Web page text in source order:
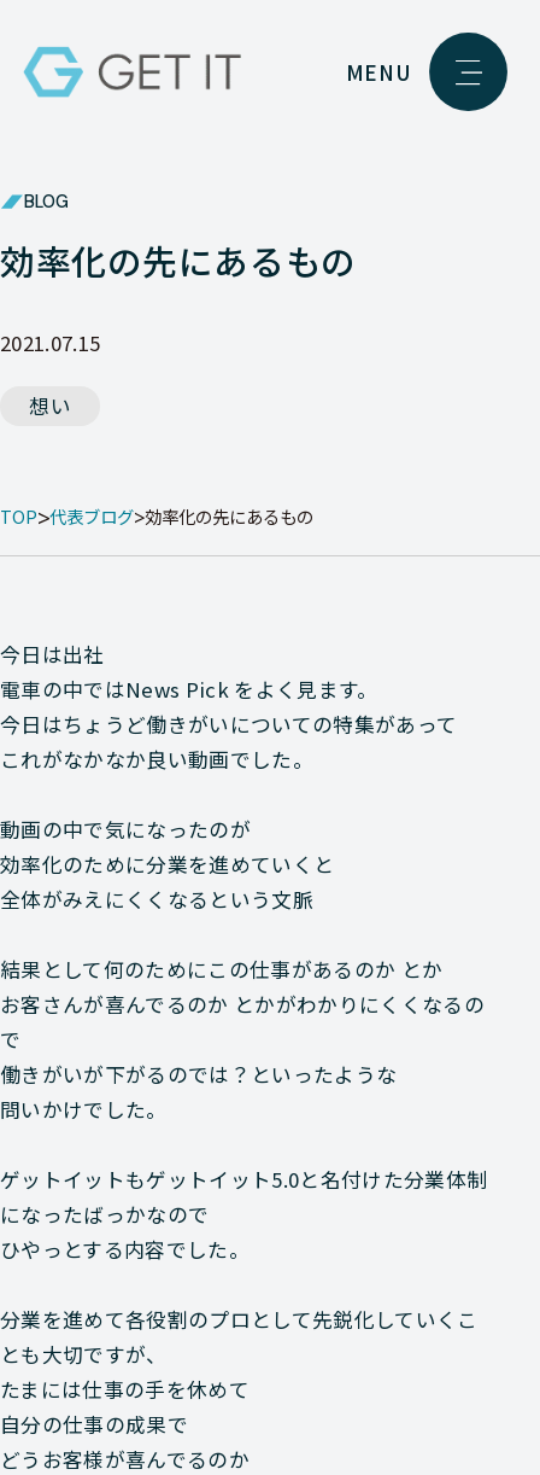
MENU
BLOG
効率化の先にあるもの
2021.07.15
想い
TOP 代表ブログ 効率化の先にあるもの
今日は出社
電車の中ではNews Pick をよく見ます。
今日はちょうど働きがいについての特集があって
これがなかなか良い動画でした。
動画の中で気になったのが
効率化のために分業を進めていくと
全体がみえにくくなるという文脈
結果として何のためにこの仕事があるのか とか
お客さんが喜んでるのか とかがわかりにくくなるの
で
働きがいが下がるのでは？といったような
問いかけでした。
ゲットイットもゲットイット5.0と名付けた分業体制
になったばっかなので
ひやっとする内容でした。
分業を進めて各役割のプロとして先鋭化していくこ
とも大切ですが、
たまには仕事の手を休めて
自分の仕事の成果で
どうお客様が喜んでるのか